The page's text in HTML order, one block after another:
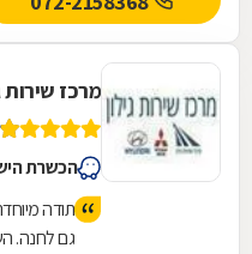
מרכז שירות
הכשרת הישוב 17,
תודה
גם לחנה.